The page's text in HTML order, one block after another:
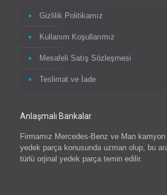
Gizlilik Politikamız
Kullanım Koşullarımız
Mesafeli Satış Sözleşmesi
Teslimat ve İade
Anlaşmalı Bankalar
Firmamız Mercedes-Benz ve Man
yedek parça konusunda uzman olup, bu
türlü orjinal yedek parça temin edilir.